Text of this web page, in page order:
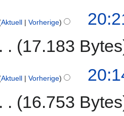
Aktuell Vorherige
17.183 Bytes
Aktuell Vorherige
16.753 Bytes